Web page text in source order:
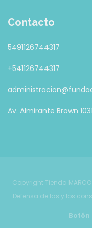
Contacto
5491126744317
+541126744317
Av. Almirante Brown 1031
Copyright Tienda
Defensa de las y los
Botón